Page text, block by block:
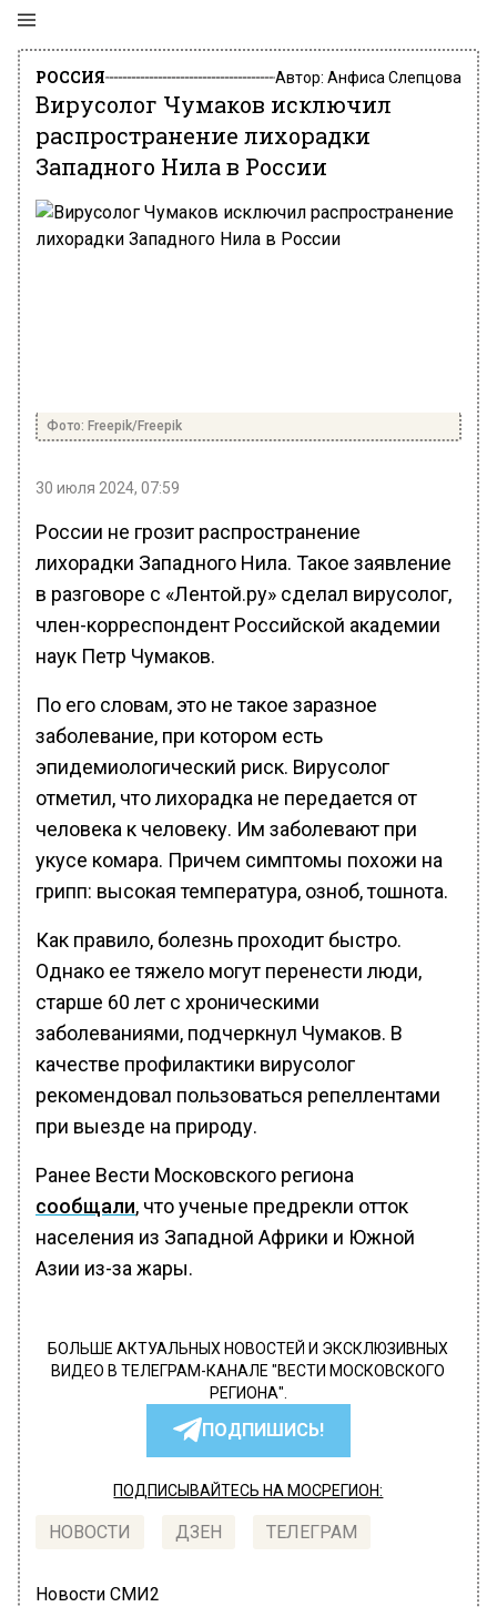
РОССИЯ Автор: Анфиса Слепцова
Вирусолог Чумаков исключил
распространение лихорадки
Западного Нила в России
Фото: Freepik/Freepik
30 июля 2024, 07:59
России не грозит распространение
лихорадки Западного Нила. Такое заявление
в разговоре с «Лентой.ру» сделал вирусолог,
член-корреспондент Российской академии
наук Петр Чумаков.
По его словам, это не такое заразное
заболевание, при котором есть
эпидемиологический риск. Вирусолог
отметил, что лихорадка не передается от
человека к человеку. Им заболевают при
укусе комара. Причем симптомы похожи на
грипп: высокая температура, озноб, тошнота.
Как правило, болезнь проходит быстро.
Однако ее тяжело могут перенести люди,
старше 60 лет с хроническими
заболеваниями, подчеркнул Чумаков. В
качестве профилактики вирусолог
рекомендовал пользоваться репеллентами
при выезде на природу.
Ранее Вести Московского региона
сообщали, что ученые предрекли отток
населения из Западной Африки и Южной
Азии из-за жары.
БОЛЬШЕ АКТУАЛЬНЫХ НОВОСТЕЙ И ЭКСКЛЮЗИВНЫХ
ВИДЕО В ТЕЛЕГРАМ-КАНАЛЕ "ВЕСТИ МОСКОВСКОГО
РЕГИОНА".
ПОДПИШИСЬ!
ПОДПИСЫВАЙТЕСЬ НА МОСРЕГИОН:
НОВОСТИ ДЗЕН ТЕЛЕГРАМ
Новости СМИ2